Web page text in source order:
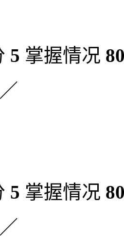
5 掌握情况
5 掌握情况